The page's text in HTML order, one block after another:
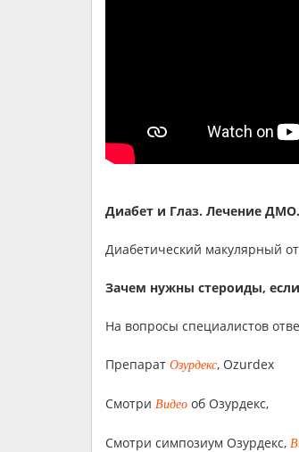
Диабет и Глаз. Лечение
Диабетический макулярный
Зачем нужны стероиды, если
На вопросы специалистов
Препарат Озурдекс, Ozurdex
Смотри Видео об Озурдекс,
Смотри симпозиум Озурдекс,